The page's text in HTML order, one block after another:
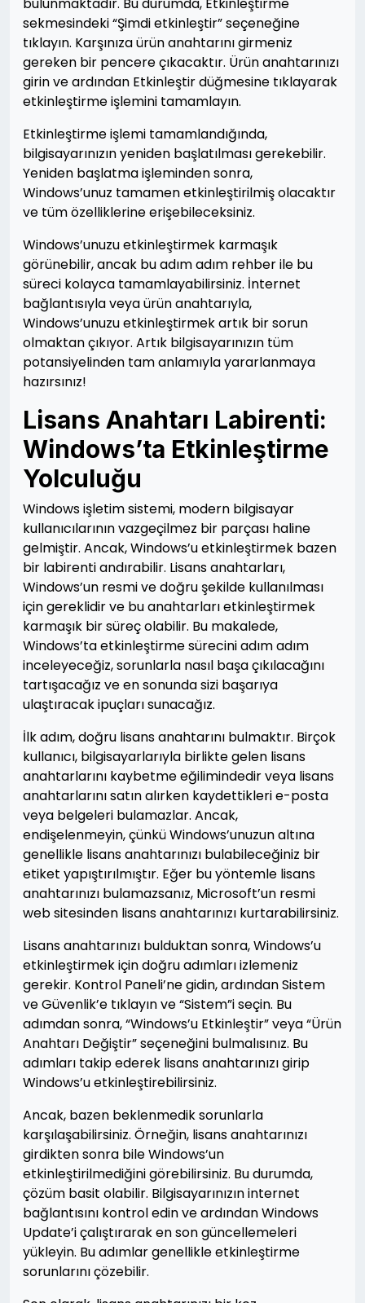
sekmesindeki “Şimdi etkinleştir” seçeneğine
tıklayın. Karşınıza ürün anahtarını girmeniz
gereken bir pencere çıkacaktır. Ürün anahtarınızı
girin ve ardından Etkinleştir düğmesine tıklayarak
etkinleştirme işlemini tamamlayın.
Etkinleştirme işlemi tamamlandığında,
bilgisayarınızın yeniden başlatılması gerekebilir.
Yeniden başlatma işleminden sonra,
Windows’unuz tamamen etkinleştirilmiş olacaktır
ve tüm özelliklerine erişebileceksiniz.
Windows’unuzu etkinleştirmek karmaşık
görünebilir, ancak bu adım adım rehber ile bu
süreci kolayca tamamlayabilirsiniz. İnternet
bağlantısıyla veya ürün anahtarıyla,
Windows’unuzu etkinleştirmek artık bir sorun
olmaktan çıkıyor. Artık bilgisayarınızın tüm
potansiyelinden tam anlamıyla yararlanmaya
hazırsınız!
Lisans Anahtarı Labirenti:
Windows’ta Etkinleştirme
Yolculuğu
Windows işletim sistemi, modern bilgisayar
kullanıcılarının vazgeçilmez bir parçası haline
gelmiştir. Ancak, Windows’u etkinleştirmek bazen
bir labirenti andırabilir. Lisans anahtarları,
Windows’un resmi ve doğru şekilde kullanılması
için gereklidir ve bu anahtarları etkinleştirmek
karmaşık bir süreç olabilir. Bu makalede,
Windows’ta etkinleştirme sürecini adım adım
inceleyeceğiz, sorunlarla nasıl başa çıkılacağını
tartışacağız ve en sonunda sizi başarıya
ulaştıracak ipuçları sunacağız.
İlk adım, doğru lisans anahtarını bulmaktır. Birçok
kullanıcı, bilgisayarlarıyla birlikte gelen lisans
anahtarlarını kaybetme eğilimindedir veya lisans
anahtarlarını satın alırken kaydettikleri e-posta
veya belgeleri bulamazlar. Ancak,
endişelenmeyin, çünkü Windows’unuzun altına
genellikle lisans anahtarınızı bulabileceğiniz bir
etiket yapıştırılmıştır. Eğer bu yöntemle lisans
anahtarınızı bulamazsanız, Microsoft’un resmi
web sitesinden lisans anahtarınızı kurtarabilirsiniz.
Lisans anahtarınızı bulduktan sonra, Windows’u
etkinleştirmek için doğru adımları izlemeniz
gerekir. Kontrol Paneli’ne gidin, ardından Sistem
ve Güvenlik’e tıklayın ve “Sistem”i seçin. Bu
adımdan sonra, “Windows’u Etkinleştir” veya “Ürün
Anahtarı Değiştir” seçeneğini bulmalısınız. Bu
adımları takip ederek lisans anahtarınızı girip
Windows’u etkinleştirebilirsiniz.
Ancak, bazen beklenmedik sorunlarla
karşılaşabilirsiniz. Örneğin, lisans anahtarınızı
girdikten sonra bile Windows’un
etkinleştirilmediğini görebilirsiniz. Bu durumda,
çözüm basit olabilir. Bilgisayarınızın internet
bağlantısını kontrol edin ve ardından Windows
Update’i çalıştırarak en son güncellemeleri
yükleyin. Bu adımlar genellikle etkinleştirme
sorunlarını çözebilir.